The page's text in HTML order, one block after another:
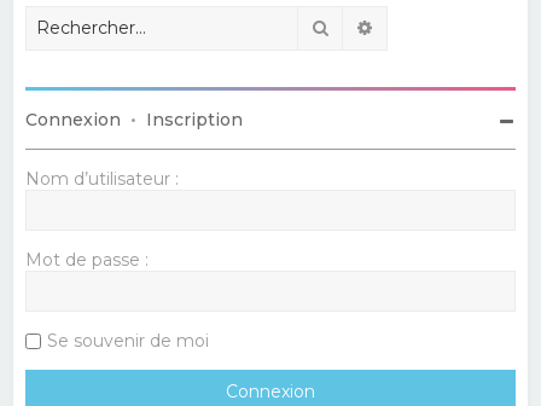
Rechercher
Connexion • Inscription
Nom d’utilisateur :
Mot de passe :
Se souvenir de moi